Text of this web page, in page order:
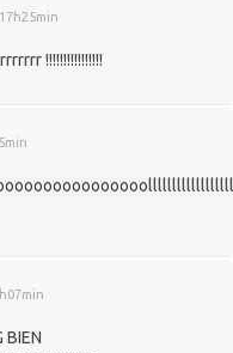
!!!!!!!!!!!!!!!!
BIEN